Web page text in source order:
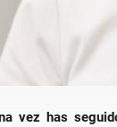
vez has